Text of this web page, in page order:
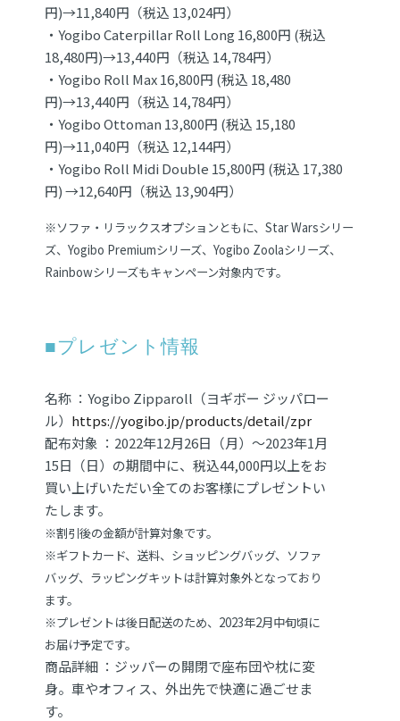
円)→11,840円（税込 13,024円）
・Yogibo Caterpillar Roll Long 16,800円 (税込
18,480円)→13,440円（税込 14,784円）
・Yogibo Roll Max 16,800円 (税込 18,480
円)→13,440円（税込 14,784円）
・Yogibo Ottoman 13,800円 (税込 15,180
円)→11,040円（税込 12,144円）
・Yogibo Roll Midi Double 15,800円 (税込 17,380
円) →12,640円（税込 13,904円）
※ソファ・リラックスオプションともに、Star Warsシリー
ズ、Yogibo Premiumシリーズ、Yogibo Zoolaシ リーズ、
Rainbowシリーズもキャンペーン対象内です。
■プレゼント情報
名称 ：Yogibo Zipparoll（ヨギボー ジッパロー
ル） https://yogibo.jp/products/detail/zpr
配布対象 ：2022年12⽉26⽇（⽉）〜2023年1⽉
15⽇（⽇）の期間中に、税込44,000円以上をお
買い上げいただい全てのお客様にプレゼントい
たします。
※割引後の⾦額が計算対象です。
※ギフトカード、送料、ショッピングバッグ、ソファ
バッグ、ラッピングキットは計算対象外となっており
ます。
※プレゼントは後⽇配送のため、2023年2⽉中旬頃に
お届け予定です。
商品詳細 ：ジッパーの開閉で座布団や枕に変
⾝。⾞やオフィス、外出先で快適に過ごせま
す。